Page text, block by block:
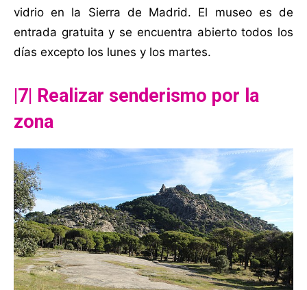
vidrio en la Sierra de Madrid. El museo es de
entrada gratuita y se encuentra abierto todos los
días excepto los lunes y los martes.
|7| Realizar senderismo por la
zona